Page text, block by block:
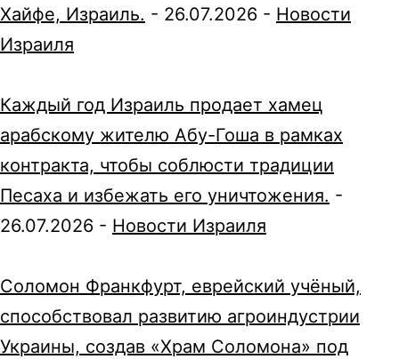
Хайфе, Израиль. - 26.07.2026 - Новости
Израиля
Каждый год Израиль продает хамец
арабскому жителю Абу-Гоша в рамках
контракта, чтобы соблюсти традиции
Песаха и избежать его уничтожения. -
26.07.2026 - Новости Израиля
Соломон Франкфурт, еврейский учёный,
способствовал развитию агроиндустрии
Украины, создав «Храм Соломона» под